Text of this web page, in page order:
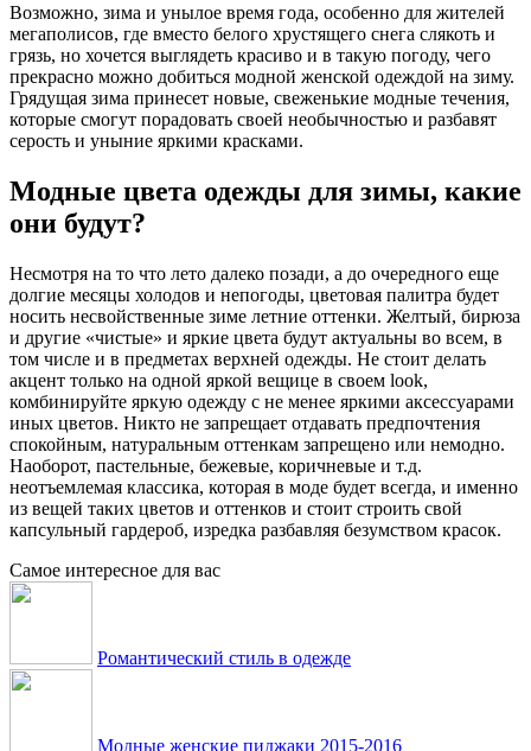
Возможно, зима и унылое время года, особенно для жителей
мегаполисов, где вместо белого хрустящего снега слякоть и
грязь, но хочется выглядеть красиво и в такую погоду, чего
прекрасно можно добиться модной женской одеждой на зиму.
Грядущая зима принесет новые, свеженькие модные течения,
которые смогут порадовать своей необычностью и разбавят
серость и уныние яркими красками.
Модные цвета одежды для зимы, какие
они будут?
Несмотря на то что лето далеко позади, а до очередного еще
долгие месяцы холодов и непогоды, цветовая палитра будет
носить несвойственные зиме летние оттенки. Желтый, бирюза
и другие «чистые» и яркие цвета будут актуальны во всем, в
том числе и в предметах верхней одежды. Не стоит делать
акцент только на одной яркой вещице в своем look,
комбинируйте яркую одежду с не менее яркими аксессуарами
иных цветов. Никто не запрещает отдавать предпочтения
спокойным, натуральным оттенкам запрещено или немодно.
Наоборот, пастельные, бежевые, коричневые и т.д.
неотъемлемая классика, которая в моде будет всегда, и именно
из вещей таких цветов и оттенков и стоит строить свой
капсульный гардероб, изредка разбавляя безумством красок.
Самое интересное для вас
Романтический стиль в одежде
Модные женские пиджаки 2015-2016